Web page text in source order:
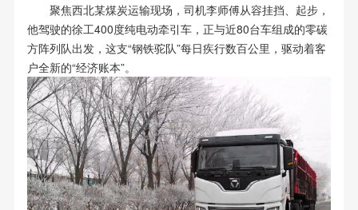
聚焦西北某煤炭运输现场，司机李师傅从容挂挡、起步，
他驾驶的徐工400度纯电动牵引车，正与近80台车组成的零碳
方阵列队出发，这支“钢铁驼队”每日疾行数百公里，驱动着客
户全新的“经济账本”。